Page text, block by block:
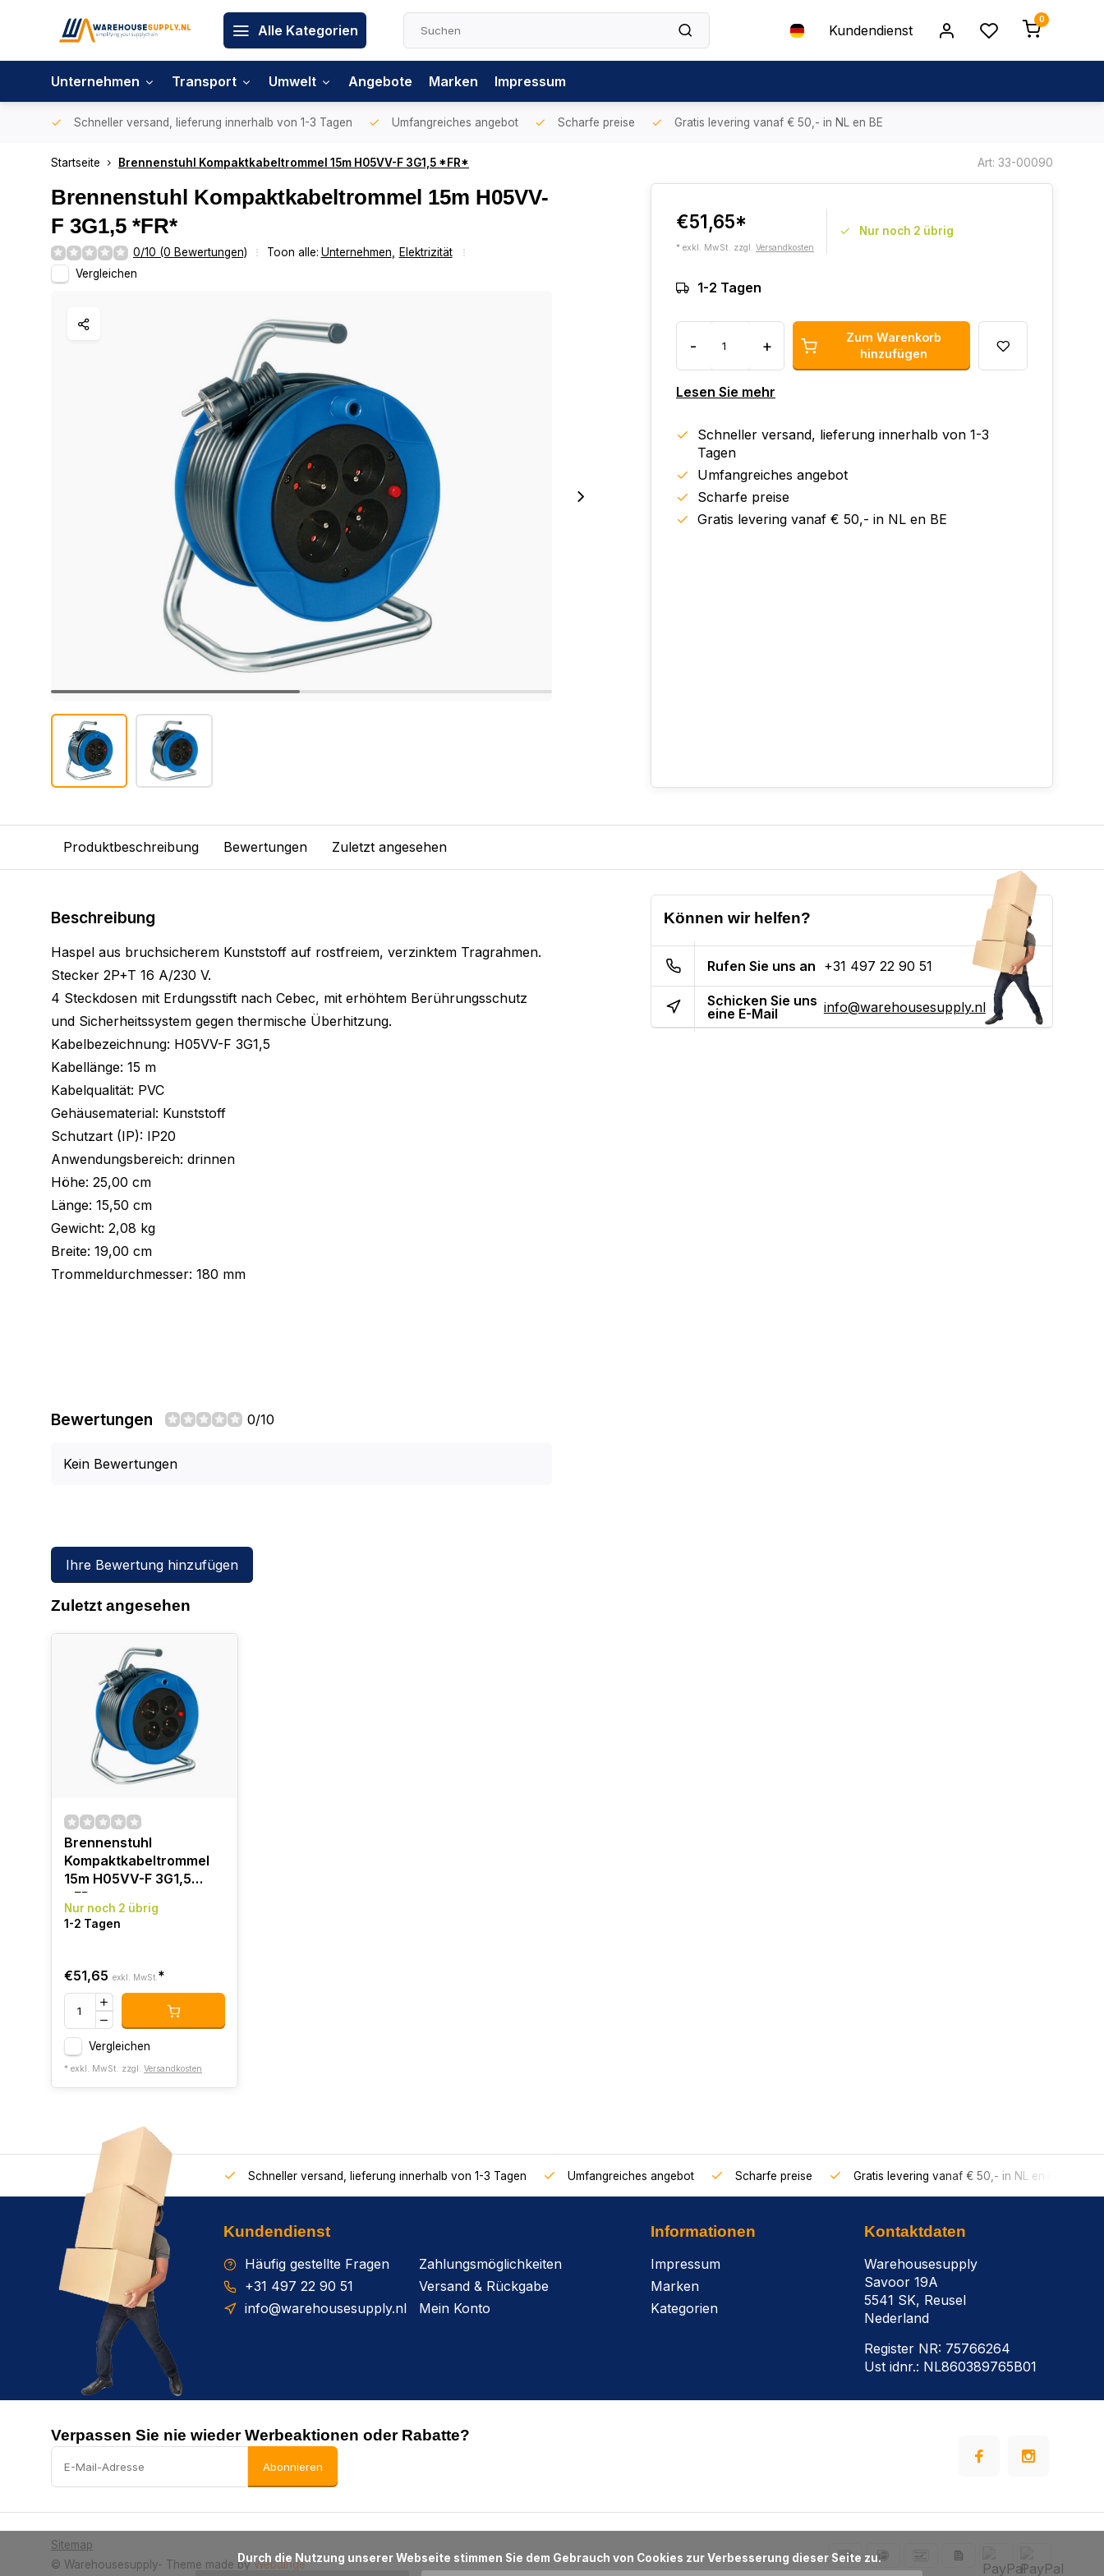
Alle Kategorien Kundendienst
0
Unternehmen Transport Umwelt Angebote Marken Impressum
Schneller versand, lieferung innerhalb von 1-3 Tagen Umfangreiches angebot Scharfe preise Gratis levering vanaf € 50,- in NL en BE
Startseite Brennenstuhl Kompaktkabeltrommel 15m H05VV-F 3G1,5 *FR* Art: 33-00090
Brennenstuhl Kompaktkabeltrommel 15m H05VV-
F 3G1,5 *FR*
0/10 (0 Bewertungen) Toon alle: Unternehmen
Elektrizität
Vergleichen
€51,65*
* exkl. MwSt. zzgl. Versandkosten
Nur noch 2 übrig
1-2 Tagen
- +
Zum Warenkorb
hinzufügen
Lesen Sie mehr
Schneller versand, lieferung innerhalb von 1-3
Tagen
Umfangreiches angebot
Scharfe preise
Gratis levering vanaf € 50,- in NL en BE
Produktbeschreibung Bewertungen Zuletzt angesehen
Beschreibung
Haspel aus bruchsicherem Kunststoff auf rostfreiem, verzinktem Tragrahmen.
Stecker 2P+T 16 A/230 V.
4 Steckdosen mit Erdungsstift nach Cebec, mit erhöhtem Berührungsschutz
und Sicherheitssystem gegen thermische Überhitzung.
Kabelbezeichnung: H05VV-F 3G1,5
Kabellänge: 15 m
Kabelqualität: PVC
Gehäusematerial: Kunststoff
Schutzart (IP): IP20
Anwendungsbereich: drinnen
Höhe: 25,00 cm
Länge: 15,50 cm
Gewicht: 2,08 kg
Breite: 19,00 cm
Trommeldurchmesser: 180 mm
Bewertungen 0/10
Kein Bewertungen
Ihre Bewertung hinzufügen
Können wir helfen?
Rufen Sie uns an +31 497 22 90 51
Schicken Sie uns
eine E-Mail
info@warehousesupply.nl
Zuletzt angesehen
Brennenstuhl
Kompaktkabeltrommel
15m H05VV-F 3G1,5
*FR*
Nur noch 2 übrig
1-2 Tagen
€51,65 exkl. MwSt. *
Vergleichen
* exkl. MwSt. zzgl. Versandkosten
Schneller versand, lieferung innerhalb von 1-3 Tagen Umfangreiches angebot Scharfe preise Gratis levering vanaf € 50,- in NL en BE
Kundendienst
Häufig gestellte Fragen
+31 497 22 90 51
info@warehousesupply.nl
Zahlungsmöglichkeiten
Versand & Rückgabe
Mein Konto
Informationen
Impressum
Marken
Kategorien
Kontaktdaten
Warehousesupply
Savoor 19A
5541 SK, Reusel
Nederland
Register NR: 75766264
Ust idnr.: NL860389765B01
Verpassen Sie nie wieder Werbeaktionen oder Rabatte?
Abonnieren
Sitemap
© Warehousesupply- Theme made byWebdinge
      Durch die Nutzung unserer Webseite stimmen Sie dem Gebrauch von Cookies zur Verbesserung dieser Seite zu.